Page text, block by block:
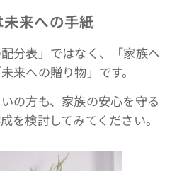
来への手紙
分表」ではなく、「家族へ
来への贈り物」です。
の方も、家族の安心を守る
を検討してみてください。